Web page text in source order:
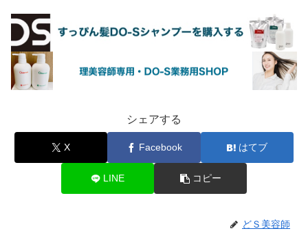
シェアする
X Facebook はてブ
LINE コピー
どＳ美容師